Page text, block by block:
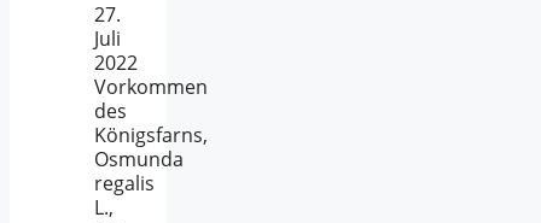
27.
Juli
2022
Vorkommen
des
Königsfarns,
Osmunda
regalis
L.,